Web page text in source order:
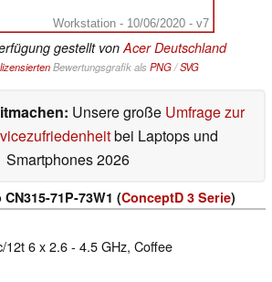
Workstation - 10/06/2020 - v7
gestellt von Acer Deutschland
lizensiertenBewertungsgrafik als PNG/SVG
Unsere große Umfrage zur
bei Laptops und
Smartphones 2026
71P-73W1 (ConceptD 3 Serie)
12t 6 x 2.6 - 4.5 GHz, Coffee